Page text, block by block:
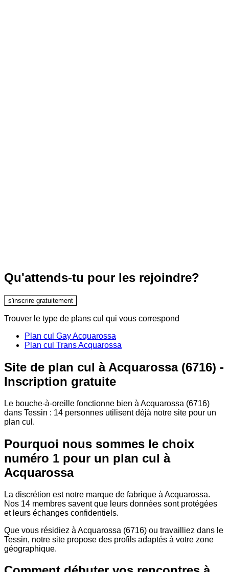
Qu'attends-tu pour les rejoindre?
s'inscrire gratuitement
Trouver le type de plans cul qui vous correspond
Plan cul Gay Acquarossa
Plan cul Trans Acquarossa
Site de plan cul à Acquarossa (6716) -
Inscription gratuite
Le bouche-à-oreille fonctionne bien à Acquarossa (6716)
dans Tessin : 14 personnes utilisent déjà notre site pour un
plan cul.
Pourquoi nous sommes le choix
numéro 1 pour un plan cul à
Acquarossa
La discrétion est notre marque de fabrique à Acquarossa.
Nos 14 membres savent que leurs données sont protégées
et leurs échanges confidentiels.
Que vous résidiez à Acquarossa (6716) ou travailliez dans le
Tessin, notre site propose des profils adaptés à votre zone
géographique.